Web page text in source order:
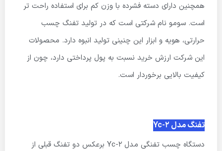
همچنین دارای دسته فشرده با وزن کم برای استفاده راحت تر
است. سومو نام شرکتی است که در تولید تفنگ چسب
حرارتی، هویه و ابزار این چنینی تولید انبوه دارد. محصولات
این شرکت ارزش خرید نسبت به پول پرداختی دارد، چون از
کیفیت بالایی برخوردار است.
تفنگ مدل Yc-2
دستگاه چسب تفنگی مدل Yc-2 برعکس دو تفنگ قبلی از